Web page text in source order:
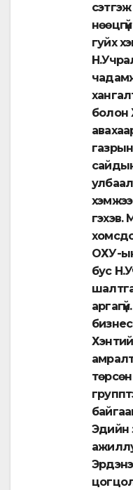
гуйх
болон
газрын
гэхэв.
ОХУ-
бус
төрсөн
Эдийн